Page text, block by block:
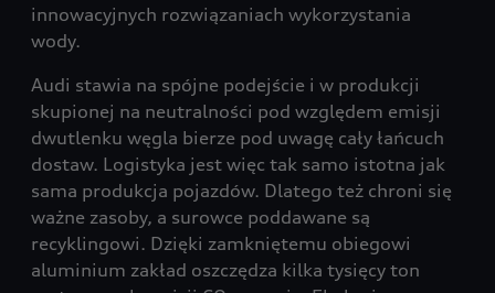
innowacyjnych rozwiązaniach wykorzystania
wody.
Audi stawia na spójne podejście i w produkcji
skupionej na neutralności pod względem emisji
dwutlenku węgla bierze pod uwagę cały łańcuch
dostaw. Logistyka jest więc tak samo istotna jak
sama produkcja pojazdów. Dlatego też chroni się
ważne zasoby, a surowce poddawane są
recyklingowi. Dzięki zamkniętemu obiegowi
aluminium zakład oszczędza kilka tysięcy ton